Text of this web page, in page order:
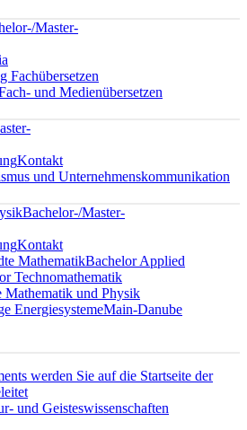
Master-
Fachübersetzen
und Medienübersetzen
Kontakt
und Unternehmenskommunikation
Bachelor-/Master-
Kontakt
MathematikBachelor Applied
Technomathematik
Mathematik und Physik
EnergiesystemeMain-Danube
und Geisteswissenschaften